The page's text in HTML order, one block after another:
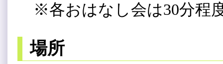
※各おはなし会は30分程
場所